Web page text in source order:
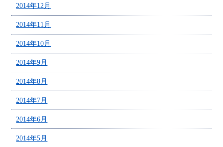
2014年12月
2014年11月
2014年10月
2014年9月
2014年8月
2014年7月
2014年6月
2014年5月